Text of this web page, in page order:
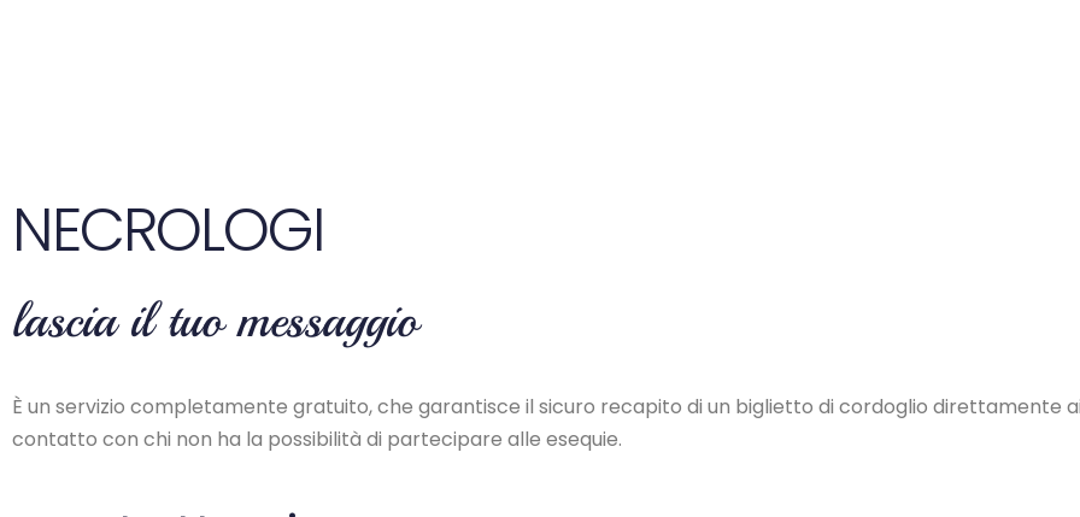
NECROLOGI
lascia il tuo messaggio
È un servizio completamente gratuito, che garantisce il sicuro recapito di un biglietto di cordoglio direttamente
contatto con chi non ha la possibilità di partecipare alle esequie.